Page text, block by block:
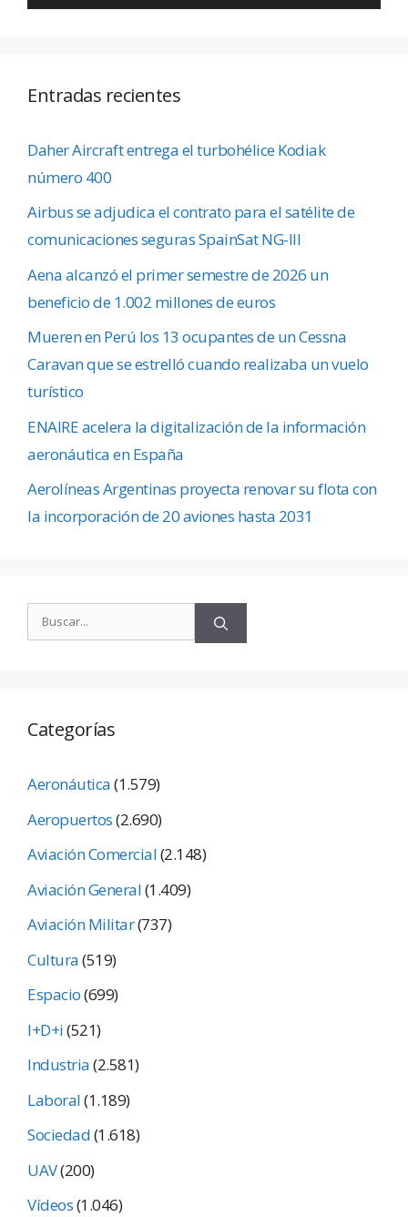
Entradas recientes
Daher Aircraft entrega el turbohélice Kodiak
número 400
Airbus se adjudica el contrato para el satélite de
comunicaciones seguras SpainSat NG-III
Aena alcanzó el primer semestre de 2026 un
beneficio de 1.002 millones de euros
Mueren en Perú los 13 ocupantes de un Cessna
Caravan que se estrelló cuando realizaba un vuelo
turístico
ENAIRE acelera la digitalización de la información
aeronáutica en España
Aerolíneas Argentinas proyecta renovar su flota con
la incorporación de 20 aviones hasta 2031
Categorías
Aeronáutica(1.579)
Aeropuertos(2.690)
Aviación Comercial(2.148)
Aviación General(1.409)
Aviación Militar(737)
Cultura(519)
Espacio(699)
I+D+i(521)
Industria(2.581)
Laboral(1.189)
Sociedad(1.618)
UAV(200)
Vídeos(1.046)